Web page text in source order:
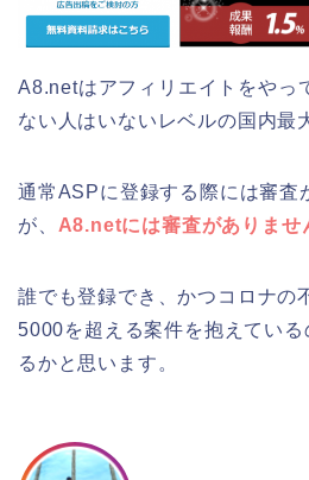
A8.netはアフィリエイトをやっ
ない人はいないレベルの国内最
通常ASPに登録する際には審査
が、 A8.netには審査がありませ
誰でも登録でき、かつコロナの
5000を超える案件を抱えてい
るかと思います。